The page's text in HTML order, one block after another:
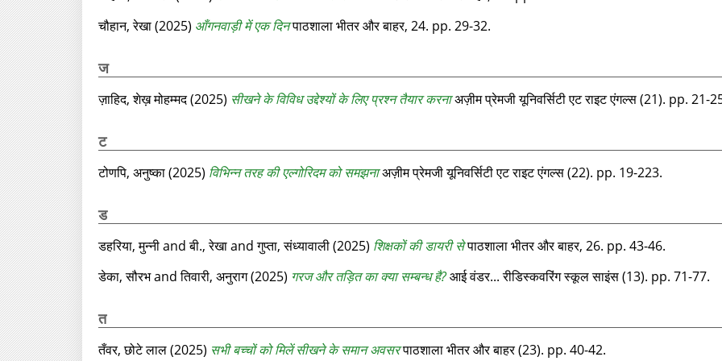
चौहान, रेखा(2025) आँगनवाड़ी में एक दिनपाठशाला भीतर और बाहर, 24. pp. 29-32.
ज
ज़ाहिद, शेख़ मोहम्मद(2025) सीखने के विविध उद्देश्यों के लिए प्रश्न तैयार करनाअज़ीम प्रेमजी यूनिवर्सिटी एट राइट एंगल्‍स (21). pp. 21-
ट
टोणपि, अनुष्का(2025) विभिन्न तरह की एल्गोरिदम को समझनाअज़ीम प्रेमजी यूनिवर्सिटी एट राइट एंगल्‍स (22). pp. 19-223.
ड
डहरिया, मुन्‍नीandबी., रेखाandगुप्‍ता, संध्‍यावाली(2025) शिक्षकों की डायरी सेपाठशाला भीतर और बाहर, 26. pp. 43-46.
डेका, सौरभandतिवारी, अनुराग(2025) गरज और तड़ि‍त का क्या सम्बन्ध है?आई वंडर... रीडिस्‍कवरिंग स्‍कूल साइंस (13). pp. 71-77.
त
तँवर, छोटे लाल(2025) सभी बच्चों को मिलें सीखने के समान अवसरपाठशाला भीतर और बाहर (23). pp. 40-42.